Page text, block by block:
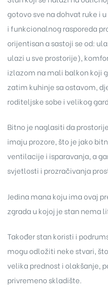
gotovo sve na dohvat ruke i
i funkcionalnog rasporeda
orijentisan a sastoji se od:
ulazi u sve prostorije),
izlazom na mali balkon koji
zatim kuhinje sa ostavom,
roditeljske sobe i velikog
Bitno je naglasiti da
imaju prozore, što je jako
ventilacije i isparavanja, a
svjetlosti i prozračivanja
Jedina mana koju ima ovaj
zgrada u kojoj je stan nema
Također stan koristi i
mogu odložiti neke stvari,
velika prednost i olakšanje,
privremeno skladište.